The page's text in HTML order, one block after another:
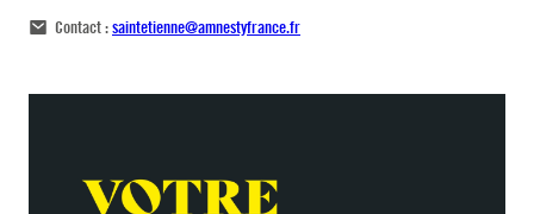
Contact :saintetienne@amnestyfrance.fr